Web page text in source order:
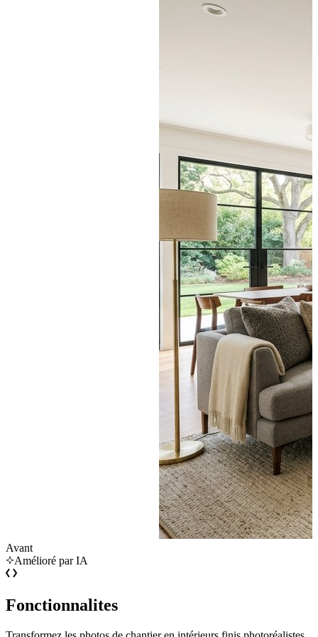
Avant
Amélioré par IA
Fonctionnalites